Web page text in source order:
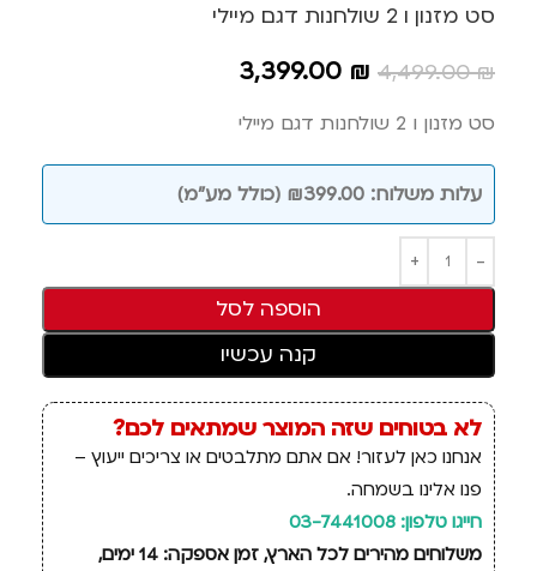
סט מזנון ו 2 שולחנות דגם מיילי
4,499.00₪
3,399.00 ₪
סט מזנון ו 2 שולחנות דגם מיילי
עלות משלוח: ₪399.00 (כולל מע"מ)
הוספה לסל
קנה עכשיו
לא בטוחים שזה המוצר שמתאים לכם?
אנחנו כאן לעזור! אם אתם מתלבטים או צריכים ייעוץ –
פנו אלינו בשמחה.
חייגו טלפון: 03-7441008
משלוחים מהירים לכל הארץ, זמן אספקה: 14 ימים,